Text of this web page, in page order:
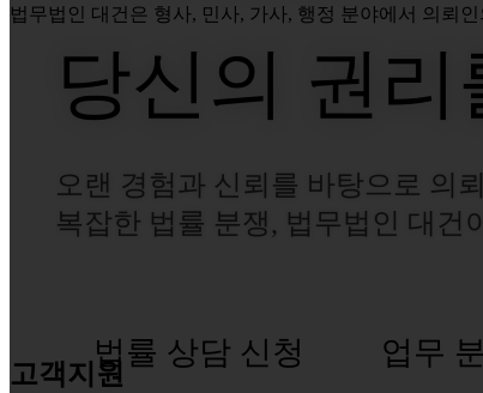
법무법인 대건은 형사, 민사, 가사, 행정 분야에서 의뢰
당신의 권
오랜 경험과 신뢰를 바탕으로 의
복잡한 법률 분쟁, 법무법인 대건
법률 상담 신청 업무
고객지원